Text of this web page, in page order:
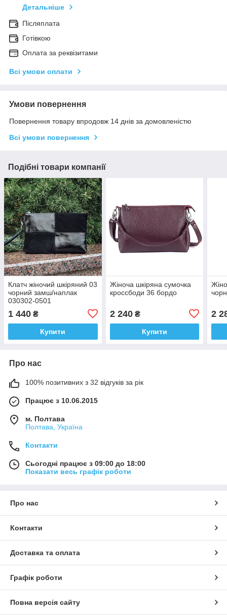
Детальніше
Післяплата
Готівкою
Оплата за реквізитами
Всі умови оплати
Умови повернення
Повернення товару впродовж 14 днів за домовленістю
Всі умови повернення
Подібні товари компанії
Клатч жіночий шкіряний 03
чорний замш/наплак
030302-0501
1 440 ₴
Купити
Жіноча шкіряна сумочка
кроссбоди 36 бордо
2 240₴
Купити
2
Про нас
100% позитивних з 32 відгуків за рік
Працює з 10.06.2015
м. Полтава
Полтава, Україна
Контакти
Сьогодні працює з 09:00 до 18:00
Показати весь графік роботи
Про нас
Контакти
Доставка та оплата
Графік роботи
Повна версія сайту